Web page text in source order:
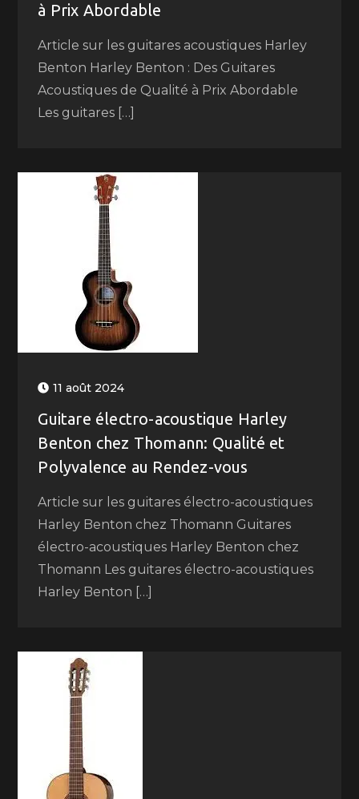
à Prix Abordable
Article sur les guitares acoustiques Harley
Benton Harley Benton : Des Guitares
Acoustiques de Qualité à Prix Abordable
Les guitares […]
11 août 2024
Guitare électro-acoustique Harley
Benton chez Thomann: Qualité et
Polyvalence au Rendez-vous
Article sur les guitares électro-acoustiques
Harley Benton chez Thomann Guitares
électro-acoustiques Harley Benton chez
Thomann Les guitares électro-acoustiques
Harley Benton […]